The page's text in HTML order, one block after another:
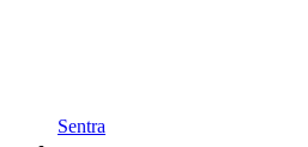
Sentra